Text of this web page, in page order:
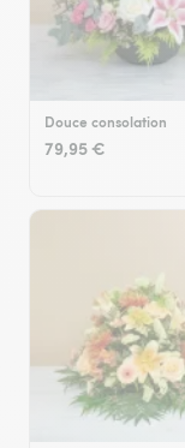
Douce consolation
79,95 €